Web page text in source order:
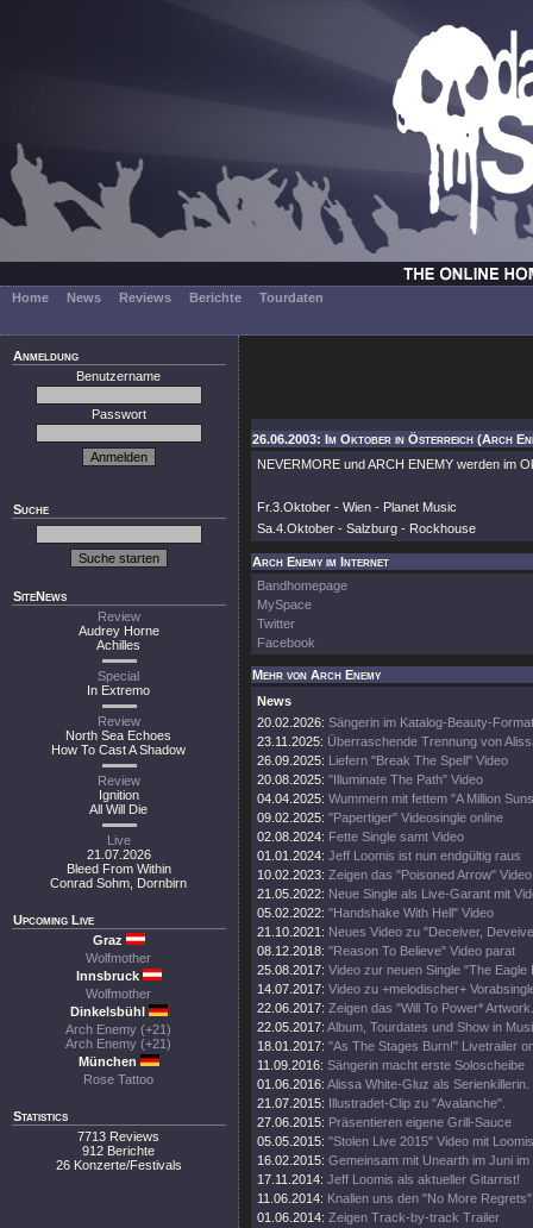
Home News Reviews Berichte Tourdaten
Anmeldung
Benutzername
Passwort
Suche
SiteNews
Review
Audrey Horne
Achilles
Special
In Extremo
Review
North Sea Echoes
How To Cast A Shadow
Review
Ignition
All Will Die
Live
21.07.2026
Bleed From Within
Conrad Sohm, Dornbirn
Upcoming Live
Graz
Wolfmother
Innsbruck
Wolfmother
Dinkelsbühl
Arch Enemy (+21)
Arch Enemy (+21)
München
Rose Tattoo
Statistics
7713 Reviews
912 Berichte
26 Konzerte/Festivals
26.06.2003: Im Oktober in Österreich (Arch
NEVERMORE und ARCH ENEMY werden im
Fr.3.Oktober - Wien - Planet Music
Sa.4.Oktober - Salzburg - Rockhouse
Arch Enemy im Internet
Bandhomepage
MySpace
Twitter
Facebook
Mehr von Arch Enemy
News
20.02.2026: Sängerin im Katalog-Beauty-
23.11.2025: Überraschende Trennung von
26.09.2025: Liefern "Break The Spell" Video
20.08.2025: "Illuminate The Path" Video
04.04.2025: Wummern mit fettem "A Million
09.02.2025: "Papertiger" Videosingle online
02.08.2024: Fette Single samt Video
01.01.2024: Jeff Loomis ist nun endgültig raus
10.02.2023: Zeigen das "Poisoned Arrow" Video
21.05.2022: Neue Single als Live-Garant mit
05.02.2022: "Handshake With Hell" Video
21.10.2021: Neues Video zu "Deceiver,
08.12.2018: "Reason To Believe" Video parat
25.08.2017: Video zur neuen Single "The Eagle
14.07.2017: Video zu +melodischer+
22.06.2017: Zeigen das "Will To Power* Artwork.
22.05.2017: Album, Tourdates und Show in
18.01.2017: "As The Stages Burn!" Livetrailer
11.09.2016: Sängerin macht erste Soloscheibe
01.06.2016: Alissa White-Gluz als Serienkillerin.
21.07.2015: Illustradet-Clip zu "Avalanche".
27.06.2015: Präsentieren eigene Grill-Sauce
05.05.2015: "Stolen Live 2015" Video mit
16.02.2015: Gemeinsam mit Unearth im Juni im
17.11.2014: Jeff Loomis als aktueller Gitarrist!
11.06.2014: Knallen uns den "No More
01.06.2014: Zeigen Track-by-track Trailer